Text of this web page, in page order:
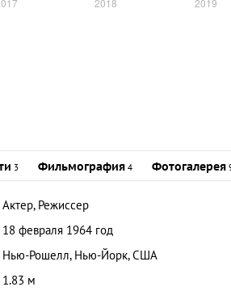
3 Фильмография 4 Фотогалерея
Актер, Режиссер
18 февраля 1964 год
Нью-Рошелл, Нью-Йорк, США
1.83 м